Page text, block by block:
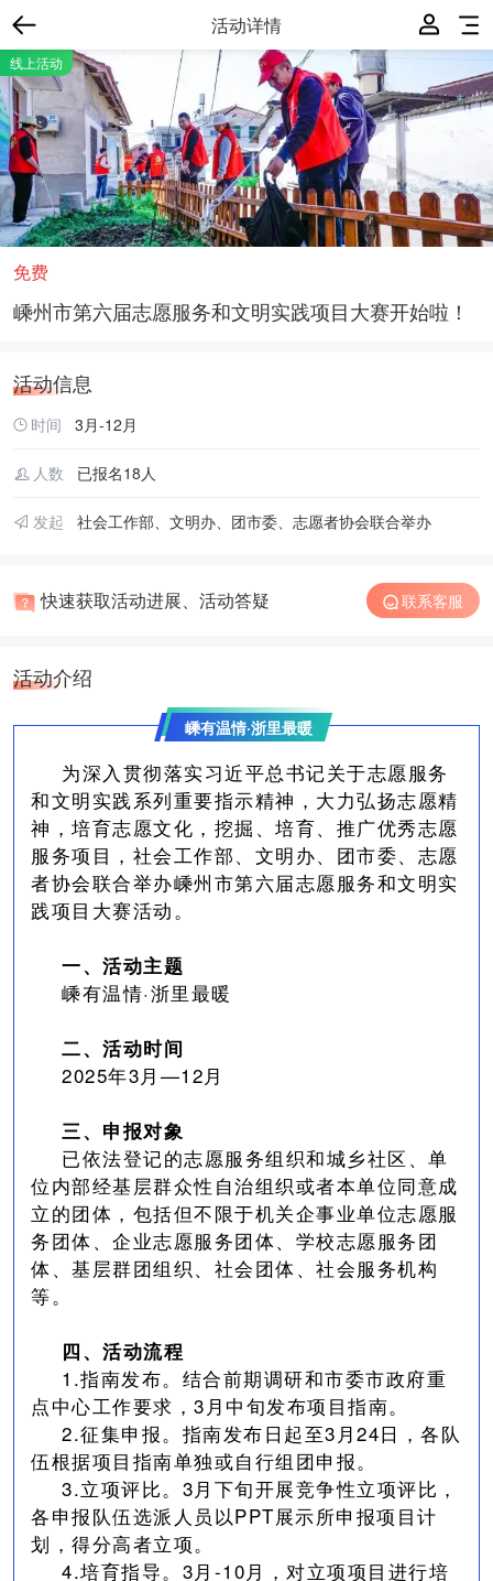
活动详情
线上活动
免费
嵊州市第六届志愿服务和文明实践项目大赛开始啦！
活动信息
时间 3月-12月
人数 已报名18人
发起 社会工作部、文明办、团市委、志愿者协会联合举办
联系客服
快速获取活动进展、活动答疑
活动介绍
嵊有温情·浙里最暖
为深入贯彻落实习近平总书记关于志愿服务
和文明实践系列重要指示精神，大力弘扬志愿精
神，培育志愿文化，挖掘、培育、推广优秀志愿
服务项目，社会工作部、文明办、团市委、志愿
者协会联合举办嵊州市第六届志愿服务和文明实
践项目大赛活动。
一、活动主题
嵊有温情·浙里最暖
二、活动时间
2025年3月—12月
三、申报对象
已依法登记的志愿服务组织和城乡社区、单
位内部经基层群众性自治组织或者本单位同意成
立的团体，包括但不限于机关企事业单位志愿服
务团体、企业志愿服务团体、学校志愿服务团
体、基层群团组织、社会团体、社会服务机构
等。
四、活动流程
1.指南发布。结合前期调研和市委市政府重
点中心工作要求，3月中旬发布项目指南。
2.征集申报。指南发布日起至3月24日，各队
伍根据项目指南单独或自行组团申报。
3.立项评比。3月下旬开展竞争性立项评比，
各申报队伍选派人员以PPT展示所申报项目计
划，得分高者立项。
4.培育指导。3月-10月，对立项项目进行培